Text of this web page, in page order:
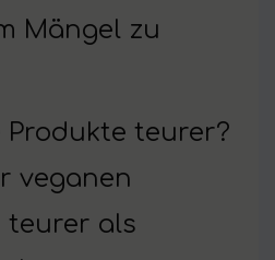
Mängel zu
Produkte teurer?
veganen
teurer als